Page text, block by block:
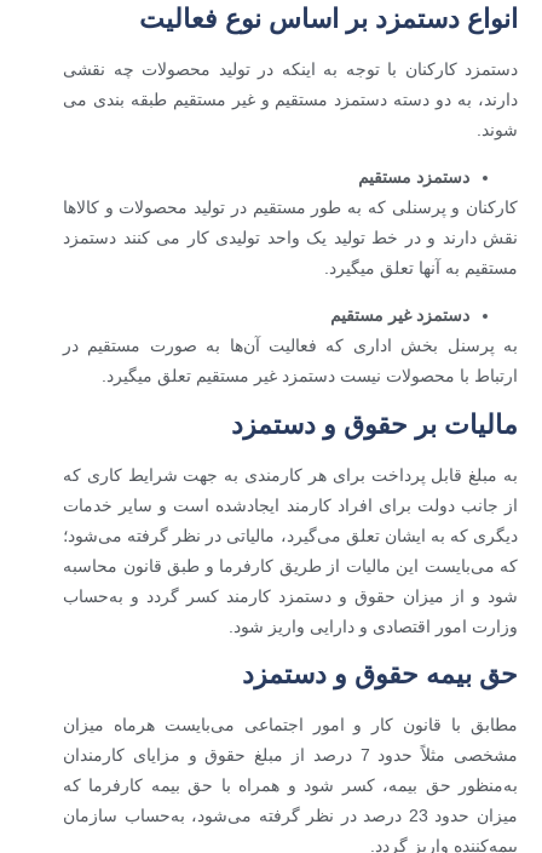
انواع دستمزد بر اساس نوع فعالیت
دستمزد کارکنان با توجه به اینکه در تولید محصولات چه نقشی
دارند، به دو دسته دستمزد مستقیم و غیر مستقیم طبقه بندی می
شوند.
دستمزد مستقیم
کارکنان و پرسنلی که به طور مستقیم در تولید محصولات و کالاها
نقش دارند و در خط تولید یک واحد تولیدی کار می کنند دستمزد
مستقیم به آنها تعلق میگیرد.
دستمزد غیر مستقیم
به پرسنل بخش اداری که فعالیت آن‌ها به ‌صورت مستقیم در
ارتباط با محصولات نیست دستمزد غیر مستقیم تعلق میگیرد.
مالیات بر حقوق و دستمزد
به مبلغ قابل پرداخت برای هر کارمندی به جهت شرایط کاری که
از جانب دولت برای افراد کارمند ایجادشده است و سایر خدمات
دیگری که به ایشان تعلق می‌گیرد، مالیاتی در نظر گرفته می‌شود؛
که می‌بایست این مالیات از طریق کارفرما و طبق قانون محاسبه
شود و از میزان حقوق و دستمزد کارمند کسر گردد و به‌حساب
وزارت امور اقتصادی و دارایی واریز شود.
حق بیمه حقوق و دستمزد
مطابق با قانون کار و امور اجتماعی می‌بایست هرماه میزان
مشخصی مثلاً حدود 7 درصد از مبلغ حقوق و مزایای کارمندان
به‌منظور حق بیمه، کسر شود و همراه با حق بیمه کارفرما که
میزان حدود 23 درصد در نظر گرفته می‌شود، به‌حساب سازمان
بیمه‌کننده واریز گردد.